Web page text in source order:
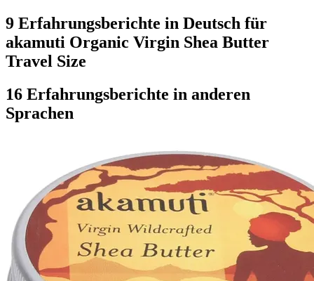
9 Erfahrungsberichte in Deutsch für
akamuti Organic Virgin Shea Butter
Travel Size
16 Erfahrungsberichte in anderen
Sprachen